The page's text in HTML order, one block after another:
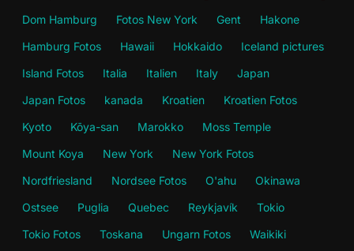
Dom Hamburg
Fotos New York Gent
Hakone
Hamburg Fotos
Hawaii Hokkaido
Iceland pictures
Island Fotos
Italia Italien Italy
Japan
Japan Fotos
kanada Kroatien
Kroatien Fotos
Kyoto
Kōya-san Marokko
Moss Temple
Mount Koya
New York
New York Fotos
Nordfriesland
Nordsee Fotos O'ahu
Okinawa
Ostsee
Puglia Quebec Reykjavík
Tokio
Tokio Fotos
Toskana Ungarn Fotos Waikiki